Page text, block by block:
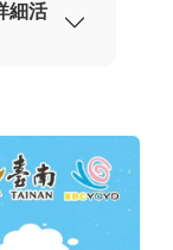
細活